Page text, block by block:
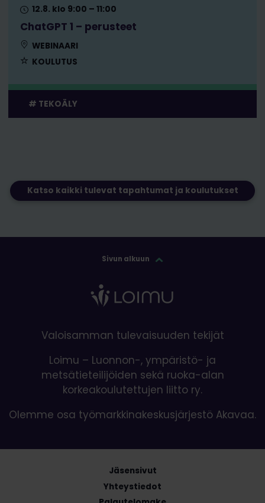
ChatGPT 1 – perusteet
12.8. klo 9:00 – 11:00
WEBINAARI
KOULUTUS
TEKOÄLY
Katso kaikki tulevat tapahtumat ja koulutukset
Sivun alkuun
Valoisamman tulevaisuuden tekijät
Loimu – Luonnon-, ympäristö- ja
metsätieteilijöiden sekä ruoka-alan
korkeakoulutettujen liitto ry.
Olemme osa työmarkkinakeskusjärjestö Akavaa.
Jäsensivut
Yhteystiedot